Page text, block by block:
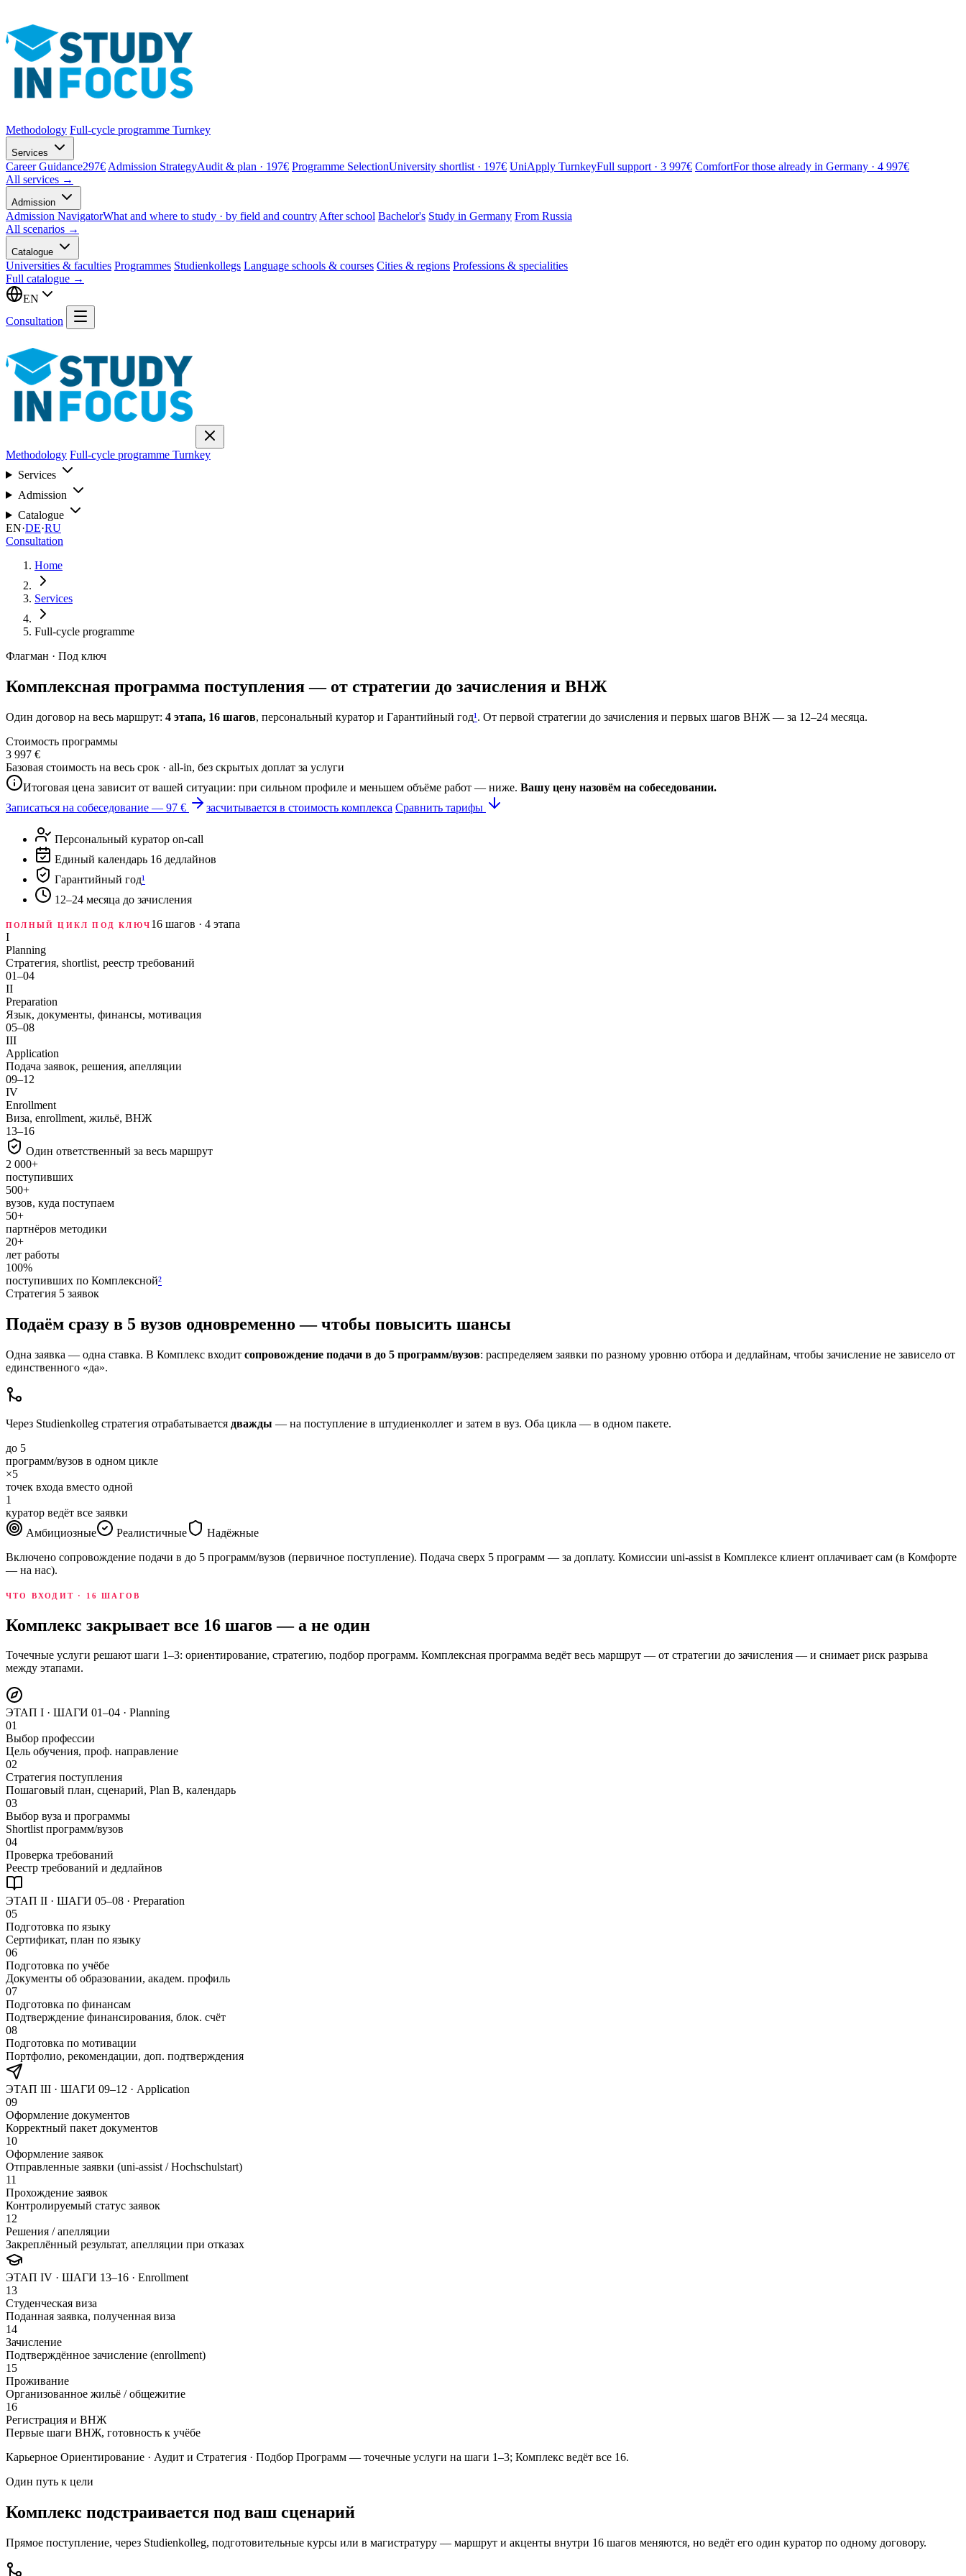
Methodology Full-cycle programme Turnkey
Services
Career Guidance297€ Admission StrategyAudit & plan · 197€ Programme SelectionUniversity shortlist · 197€ UniApply TurnkeyFull support · 3 997€ ComfortFor those already in Germany · 4 997€
All services →
Admission
Admission NavigatorWhat and where to study · by field and country After school Bachelor's Study in Germany From Russia
All scenarios →
Catalogue
Universities & faculties Programmes Studienkollegs Language schools & courses Cities & regions Professions & specialities
Full catalogue →
EN
Consultation
Methodology Full-cycle programme Turnkey
Services
Admission
Catalogue
EN·DE·RU
Consultation
Home
Services
Full-cycle programme
Флагман · Под ключ
Комплексная программа поступления — от стратегии до зачисления и ВНЖ
Один договор на весь маршрут: 4 этапа, 16 шагов, персональный куратор и Гарантийный год¹. От первой стратегии до зачисления и первых шагов ВНЖ — за 12–24 месяца.
Стоимость программы
3 997 €
Базовая стоимость на весь срок · all-in, без скрытых доплат за услуги
Итоговая цена зависит от вашей ситуации: при сильном профиле и меньшем объёме работ — ниже. Вашу цену назовём на собеседовании.
Записаться на собеседование — 97 €
засчитывается в стоимость комплекса Сравнить тарифы
Персональный куратор on-call
Единый календарь 16 дедлайнов
Гарантийный год¹
12–24 месяца до зачисления
ПОЛНЫЙ ЦИКЛ ПОД КЛЮЧ 16 шагов · 4 этапа
I
Planning
Стратегия, shortlist, реестр требований
01–04
II
Preparation
Язык, документы, финансы, мотивация
05–08
III
Application
Подача заявок, решения, апелляции
09–12
IV
Enrollment
Виза, enrollment, жильё, ВНЖ
13–16
Один ответственный за весь маршрут
2 000+
поступивших
500+
вузов, куда поступаем
50+
партнёров методики
20+
лет работы
100%
поступивших по Комплексной²
Стратегия 5 заявок
Подаём сразу в 5 вузов одновременно — чтобы повысить шансы
Одна заявка — одна ставка. В Комплекс входит сопровождение подачи в до 5 программ/вузов: распределяем заявки по разному уровню отбора и дедлайнам, чтобы зачисление не зависело от
единственного «да».
Через Studienkolleg стратегия отрабатывается дважды — на поступление в штудиенколлег и затем в вуз. Оба цикла — в одном пакете.
до 5
программ/вузов в одном цикле
×5
точек входа вместо одной
1
куратор ведёт все заявки
Амбициозные
Реалистичные
Надёжные
Включено сопровождение подачи в до 5 программ/вузов (первичное поступление). Подача сверх 5 программ — за доплату. Комиссии uni-assist в Комплексе клиент оплачивает сам (в Комфорте
— на нас).
ЧТО ВХОДИТ · 16 ШАГОВ
Комплекс закрывает все 16 шагов — а не один
Точечные услуги решают шаги 1–3: ориентирование, стратегию, подбор программ. Комплексная программа ведёт весь маршрут — от стратегии до зачисления — и снимает риск разрыва
между этапами.
ЭТАП I · ШАГИ 01–04 · Planning
01
Выбор профессии
Цель обучения, проф. направление
02
Стратегия поступления
Пошаговый план, сценарий, Plan B, календарь
03
Выбор вуза и программы
Shortlist программ/вузов
04
Проверка требований
Реестр требований и дедлайнов
ЭТАП II · ШАГИ 05–08 · Preparation
05
Подготовка по языку
Сертификат, план по языку
06
Подготовка по учёбе
Документы об образовании, академ. профиль
07
Подготовка по финансам
Подтверждение финансирования, блок. счёт
08
Подготовка по мотивации
Портфолио, рекомендации, доп. подтверждения
ЭТАП III · ШАГИ 09–12 · Application
09
Оформление документов
Корректный пакет документов
10
Оформление заявок
Отправленные заявки (uni-assist / Hochschulstart)
11
Прохождение заявок
Контролируемый статус заявок
12
Решения / апелляции
Закреплённый результат, апелляции при отказах
ЭТАП IV · ШАГИ 13–16 · Enrollment
13
Студенческая виза
Поданная заявка, полученная виза
14
Зачисление
Подтверждённое зачисление (enrollment)
15
Проживание
Организованное жильё / общежитие
16
Регистрация и ВНЖ
Первые шаги ВНЖ, готовность к учёбе
Карьерное Ориентирование · Аудит и Стратегия · Подбор Программ — точечные услуги на шаги 1–3; Комплекс ведёт все 16.
Один путь к цели
Комплекс подстраивается под ваш сценарий
Прямое поступление, через Studienkolleg, подготовительные курсы или в магистратуру — маршрут и акценты внутри 16 шагов меняются, но ведёт его один куратор по одному договору.